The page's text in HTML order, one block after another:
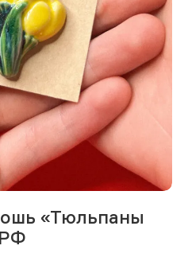
изображение
«Тюльпаны